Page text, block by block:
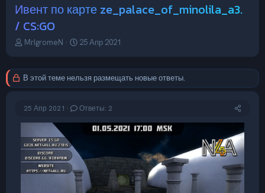
Ивент по карте ze_palace_of_minolila_a3.
/ CS:GO
А
о
е
MrIgromeN
Д
ч
25 Апр 2021
В этой теме нельзя размещать новые ответы.
25 Апр 2021 Ответы: 2